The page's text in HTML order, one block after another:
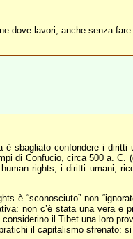
dove lavori, anche senza fare
è sbagliato confondere i
di Confucio, circa 500 a.
rights, i diritti umani,
è “sconosciuto” non
non c’è stata una vera e
il Tibet una loro
il capitalismo sfrenato: